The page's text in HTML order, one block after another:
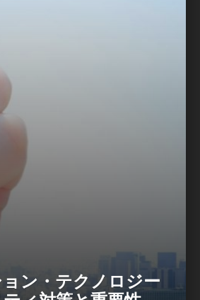
ン・テクノロジー